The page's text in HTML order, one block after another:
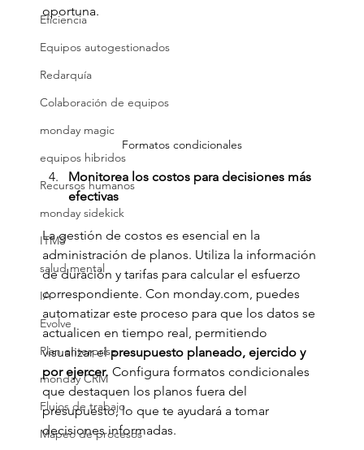
Eficiencia
Equipos autogestionados
Redarquía
Colaboración de equipos
monday magic
equipos hibridos
Recursos humanos
monday sidekick
ITMS
salud mental
IA
Evolve
Plan enterprise
monday CRM
Flujos de trabajo
Mapeo de procesos
oportuna.
Formatos condicionales
Monitorea los costos para decisiones más
efectivas
La gestión de costos es esencial en la
administración de planos. Utiliza la información
de duración y tarifas para calcular el esfuerzo
correspondiente. Con monday.com, puedes
automatizar este proceso para que los datos se
actualicen en tiempo real, permitiendo
visualizar el presupuesto planeado, ejercido y
por ejercer. Configura formatos condicionales
que destaquen los planos fuera del
presupuesto, lo que te ayudará a tomar
decisiones informadas.